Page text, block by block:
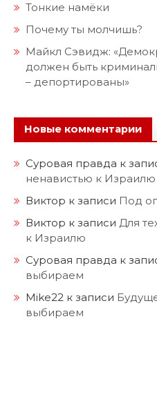
Тонкие намёки
Почему ты молчишь?
Майкл Сэвидж:
должен быть
– депортированы»
Новые комментарии
Суровая правда к
ненавистью к Израилю
Виктор к записи Под
Виктор к записи Для
к Израилю
Суровая правда к
выбираем
Mike22 к записи
выбираем